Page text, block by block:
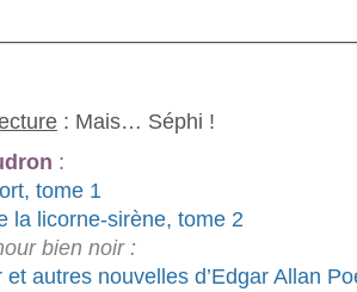
: Mais… Séphi !
:
tome 1
la licorne-sirène, tome 2
bien noir :
et autres nouvelles d’Edgar Allan